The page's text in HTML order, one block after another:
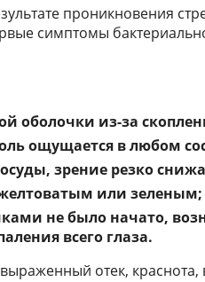
проникновения
симптомы
оболочки из-за
ощущается в любом
зрение резко
или зеленым;
не было начато,
всего глаза.
отек,